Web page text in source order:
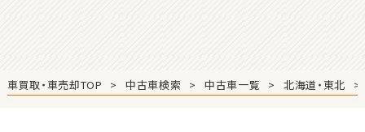
車買取・車売却TOP 中古車検索 中古車一覧 北海道・東北